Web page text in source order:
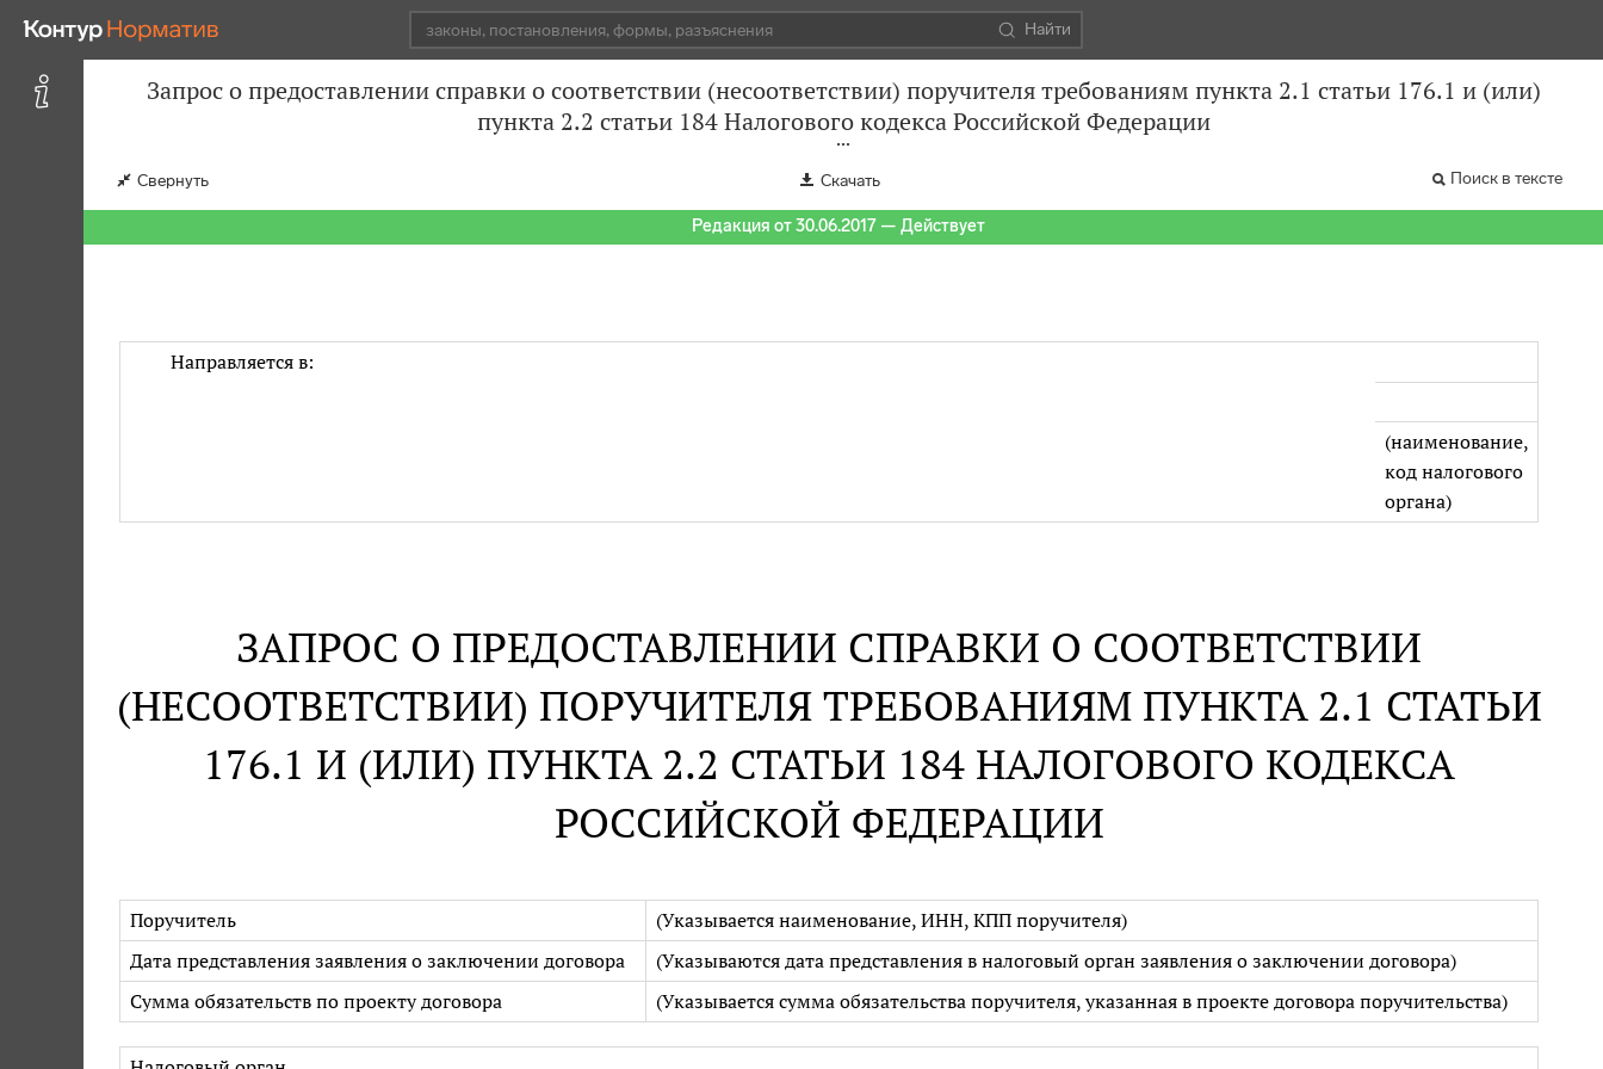
Найти
Запрос о предоставлении справки о соответствии (несоответствии) поручителя требованиям пункта 2.1 статьи 176.1 и (или)
пункта 2.2 статьи 184 Налогового кодекса Российской Федерации
Свернуть Скачать Поиск в тексте
Редакция от 30.06.2017 — Действует
Направляется в:
(наименование,
код налогового
органа)
ЗАПРОС О ПРЕДОСТАВЛЕНИИ СПРАВКИ О СООТВЕТСТВИИ
(НЕСООТВЕТСТВИИ) ПОРУЧИТЕЛЯ ТРЕБОВАНИЯМ ПУНКТА 2.1 СТАТЬИ
176.1 И (ИЛИ) ПУНКТА 2.2 СТАТЬИ 184 НАЛОГОВОГО КОДЕКСА
РОССИЙСКОЙ ФЕДЕРАЦИИ
Поручитель
(Указывается наименование, ИНН, КПП поручителя)
Дата представления заявления о заключении договора
(Указываются дата представления в налоговый орган заявления о заключении договора)
Сумма обязательств по проекту договора
(Указывается сумма обязательства поручителя, указанная в проекте договора поручительства)